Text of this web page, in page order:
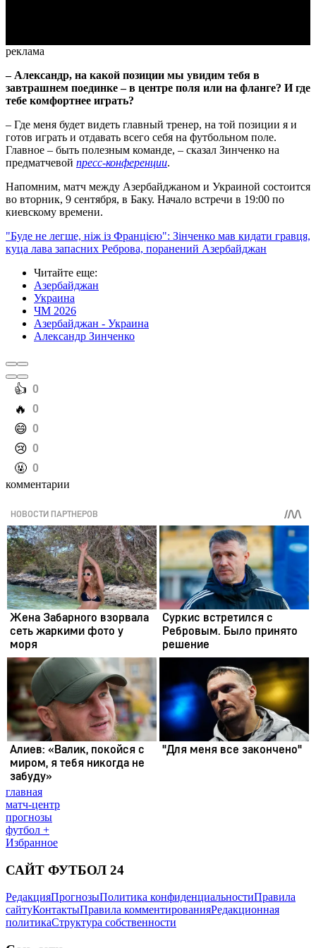
реклама
– Александр, на какой позиции мы увидим тебя в
завтрашнем поединке – в центре поля или на фланге? И где
тебе комфортнее играть?
– Где меня будет видеть главный тренер, на той позиции я и
готов играть и отдавать всего себя на футбольном поле.
Главное – быть полезным команде, – сказал Зинченко на
предматчевой пресс-конференции.
Напомним, матч между Азербайджаном и Украиной состоится
во вторник, 9 сентября, в Баку. Начало встречи в 19:00 по
киевскому времени.
"Буде не легше, ніж із Францією": Зінченко мав кидати гравця,
куца лава запасних Реброва, поранений Азербайджан
Читайте еще:
Азербайджан
Украина
ЧМ 2026
Азербайджан - Украина
Александр Зинченко
️👍 0
️🔥 0
️😄 0
️😢 0
️🤬 0
комментарии
главная
матч-центр
прогнозы
футбол +
Избранное
САЙТ ФУТБОЛ 24
РедакцияПрогнозыПолитика конфиденциальностиПравила
сайтуКонтактыПравила комментированияРедакционная
политикаСтруктура собственности